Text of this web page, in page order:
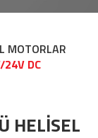
MOTORLAR
24V DC
HELİSEL